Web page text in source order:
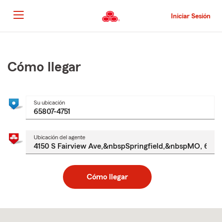
al
contenido
principal
Iniciar Sesión
principal
Cómo llegar
Su ubicación
Ubicación del agente
Cómo llegar
to